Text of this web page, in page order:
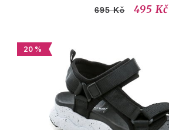
695 Kč 495 Kč
20 %